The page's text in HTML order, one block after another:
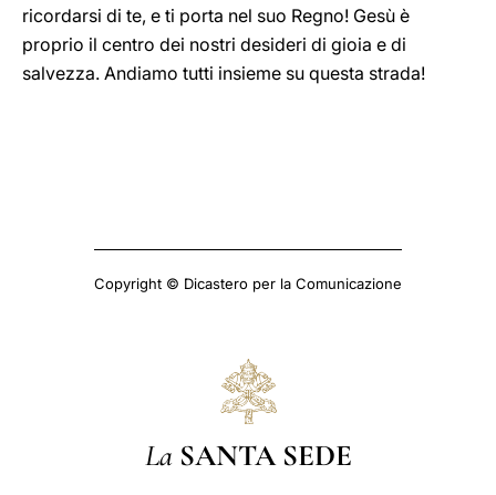
ricordarsi di te, e ti porta nel suo Regno! Gesù è
proprio il centro dei nostri desideri di gioia e di
salvezza. Andiamo tutti insieme su questa strada!
Copyright © Dicastero per la Comunicazione
La SANTA SEDE